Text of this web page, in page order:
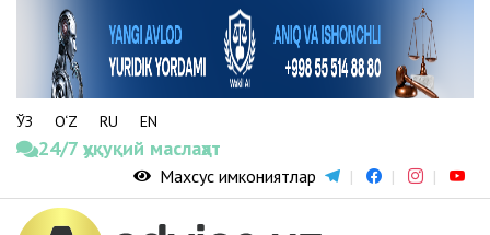
ЎЗ O‘Z RU EN
24/7 ҳуқуқий маслаҳат
Махсус имкониятлар